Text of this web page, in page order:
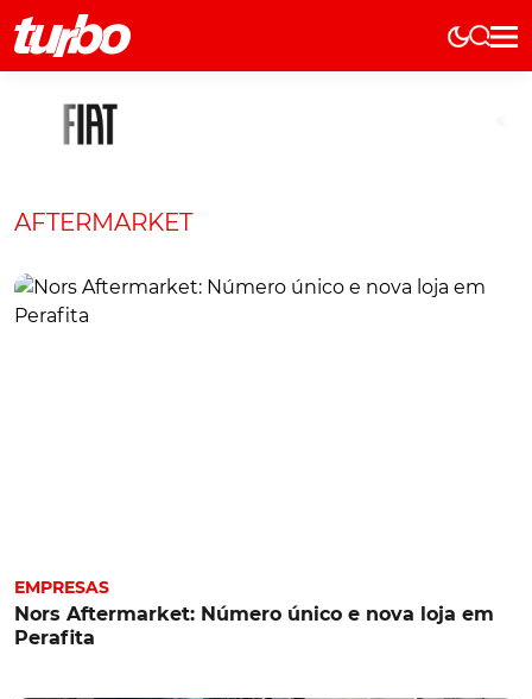
Elétricos
História
Comerciais
Curiosidades
AFTERMARKET
EMPRESAS
Nors Aftermarket: Número único e nova loja em
Perafita